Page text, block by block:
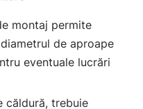
montaj permite
de aproape
eventuale lucrări
căldură, trebuie